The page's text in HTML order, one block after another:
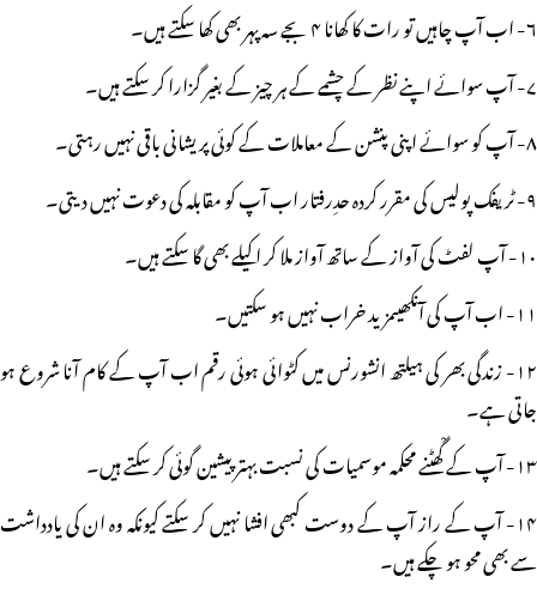
۶- اب آپ چاہیں تو رات کا کھانا ۴ بجے سہ پہر بھی کھا سکتے ہیں۔
۷- آپ سوائے اپنے نظر کے چشمے کے ہر چیز کے بغیر گزارا کر سکتے ہیں۔
۸- آپ کو سوائے اپنی پنشن کے معاملات کے کوئی پریشانی باقی نہیں رہتی۔
۹- ٹریفک پولیس کی مقرر کردہ حدِرفتار اب آپ کو مقابلہ کی دعوت نہیں دیتی۔
۱۰- آپ لفٹ کی آواز کے ساتھ آواز ملا کر اکیلے بھی گا سکتے ہیں۔
۱۱- اب آپ کی آنکھیںمزید خراب نہیں ہو سکتیں۔
۱۲- زندگی بھر کی ہیلتھ انشورنس میں کٹوائی ہوئی رقم اب آپ کے کام آنا شروع ہو
جاتی ہے۔
۱۳- آپ کے گْھٹنے محکمہ موسمیات کی نسبت بہتر پیشین گوئی کر سکتے ہیں۔
۱۴- آپ کے راز آپ کے دوست کبھی افشا نہیں کر سکتے کیونکہ وہ ان کی یادداشت
سے بھی محو ہو چکے ہیں۔